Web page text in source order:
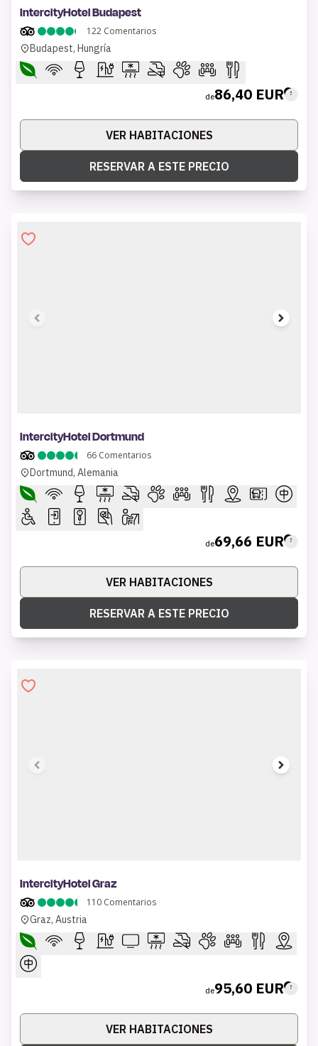
IntercityHotel Budapest
122 Comentarios
Budapest, Hungría
de86,40 EUR
VER HABITACIONES
RESERVAR A ESTE PRECIO
IntercityHotel Dortmund
66 Comentarios
Dortmund, Alemania
de69,66 EUR
VER HABITACIONES
RESERVAR A ESTE PRECIO
IntercityHotel Graz
110 Comentarios
Graz, Austria
de95,60 EUR
VER HABITACIONES